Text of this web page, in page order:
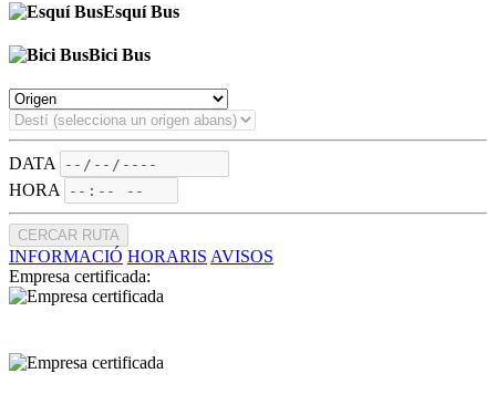
Esquí Bus
Bici Bus
DATA
HORA
CERCAR RUTA
INFORMACIÓ HORARIS AVISOS
Empresa certificada: